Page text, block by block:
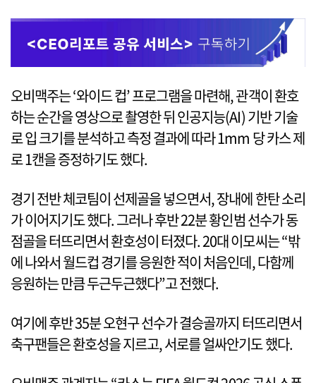
오비맥주는 ‘와이드 컵’ 프로그램을 마련해, 관객이 환호
하는 순간을 영상으로 촬영한 뒤 인공지능(AI) 기반 기술
로 입 크기를 분석하고 측정 결과에 따라 1mm 당 카스 제
로 1캔을 증정하기도 했다.
경기 전반 체코팀이 선제골을 넣으면서, 장내에 한탄 소리
가 이어지기도 했다. 그러나 후반 22분 황인범 선수가 동
점골을 터뜨리면서 환호성이 터졌다. 20대 이모씨는 “밖
에 나와서 월드컵 경기를 응원한 적이 처음인데, 다함께
응원하는 만큼 두근두근했다”고 전했다.
여기에 후반 35분 오현구 선수가 결승골까지 터뜨리면서
축구팬들은 환호성을 지르고, 서로를 얼싸안기도 했다.